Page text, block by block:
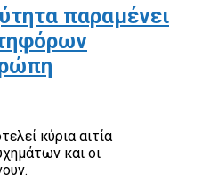
παραμένει
κύρια αιτία
και οι